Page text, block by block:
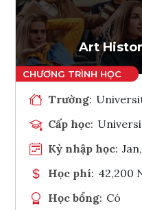
Art
Trường:
Cấp học:
Kỳ nhập học:
Học phí: 42,200
Học bổng: Có